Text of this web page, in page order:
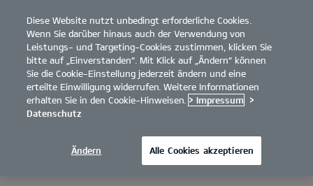
open
menu
Diese Website nutzt unbedingt erforderliche Cookies.
Wenn Sie darüber hinaus auch der Verwendung von
Leistungs- und Targeting-Cookies zustimmen, klicken Sie
bitte auf „Einverstanden“. Mit Klick auf „Ändern“ können
Sie die Cookie-Einstellung jederzeit ändern und eine
erteilte Einwilligung widerrufen. Weitere Informationen
erhalten Sie in den Cookie-Hinweisen. > Impressum >
Datenschutz
Ändern Alle Cookies akzeptieren